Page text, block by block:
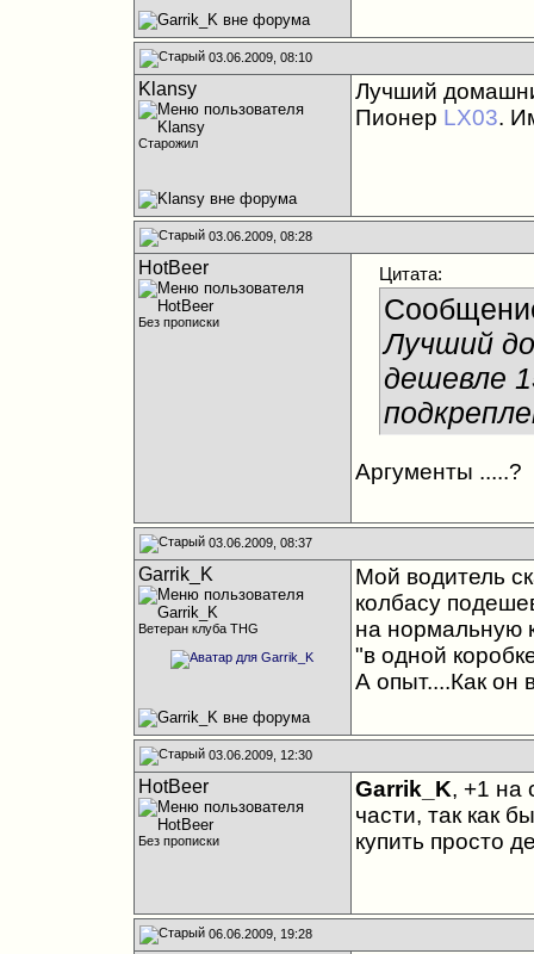
03.06.2009, 08:10
Klansy
Старожил
Лучший
Пионер LX03.
03.06.2009, 08:28
HotBeer
Без прописки
Цитата:
Лучший
дешевле
Аргументы .....?
03.06.2009, 08:37
Garrik_K
Ветеран клуба THG
Мой водитель
колбасу
на нормальную
"в одной
А опыт....Как он
03.06.2009, 12:30
HotBeer
Без прописки
Garrik_K, +1 на
части, так как
купить просто
06.06.2009, 19:28